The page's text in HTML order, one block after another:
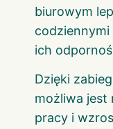
biurowym
codziennymi
ich
Dzięki
możliwa jest
pracy i